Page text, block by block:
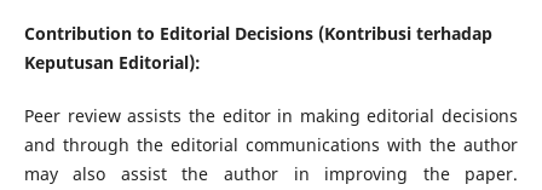
Contribution to Editorial Decisions (Kontribusi terhadap
Keputusan Editorial):
Peer review assists the editor in making editorial decisions
and through the editorial communications with the author
may also assist the author in improving the paper.